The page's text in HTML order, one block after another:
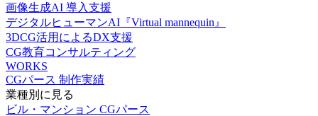
画像生成AI 導入支援
デジタルヒューマンAI『Virtual mannequin』
3DCG活用によるDX支援
CG教育コンサルティング
WORKS
CGパース 制作実績
業種別に見る
ビル・マンション CGパース